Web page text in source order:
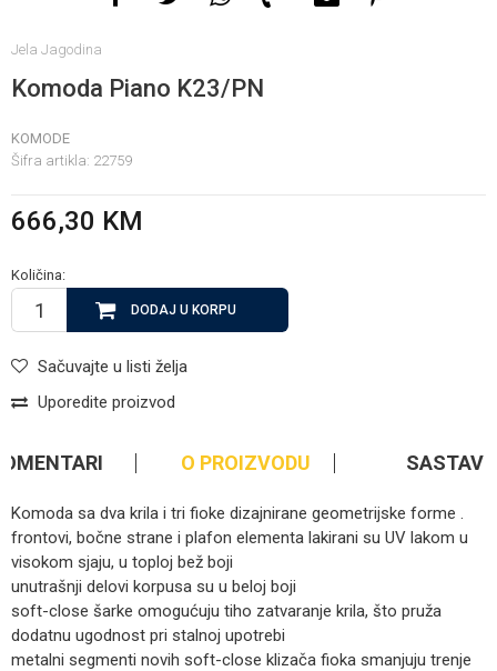
Jela Jagodina
Komoda Piano K23/PN
KOMODE
Šifra artikla: 22759
666,30 KM
Količina:
DODAJ U KORPU
Sačuvajte u listi želja
Uporedite proizvod
nedelje
O PROIZVODU SASTAV
Komoda sa dva krila i tri fioke dizajnirane geometrijske forme .
frontovi, bočne strane i plafon elementa lakirani su UV lakom u
visokom sjaju, u toploj bež boji
unutrašnji delovi korpusa su u beloj boji
soft-close šarke omogućuju tiho zatvaranje krila, što pruža
dodatnu ugodnost pri stalnoj upotrebi
metalni segmenti novih soft-close klizača fioka smanjuju trenje